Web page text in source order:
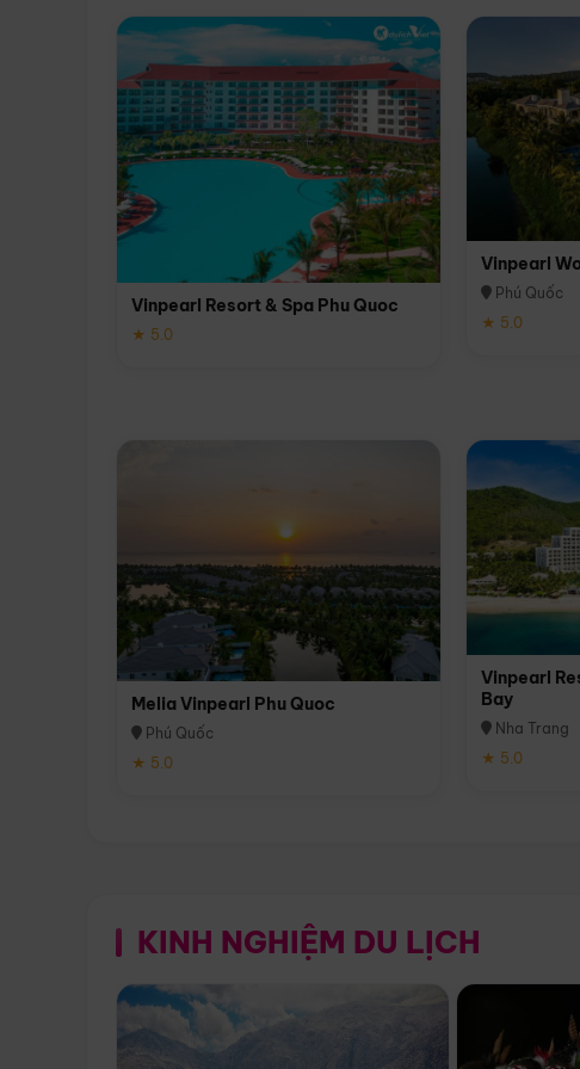
Vinpearl Resort & Spa Phu Quoc
★ 5.0
Vinpearl
Phú Quốc
★ 5.0
Melia Vinpearl Phu Quoc
Phú Quốc
★ 5.0
Vinpearl
Bay
Nha Trang
★ 5.0
KINH NGHIỆM DU LỊCH